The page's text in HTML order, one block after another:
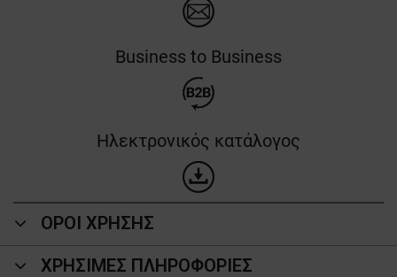
Business to Business
Ηλεκτρονικός κατάλογος
ΟΡΟΙ ΧΡΗΣΗΣ
ΧΡΗΣΙΜΕΣ ΠΛΗΡΟΦΟΡΙΕΣ